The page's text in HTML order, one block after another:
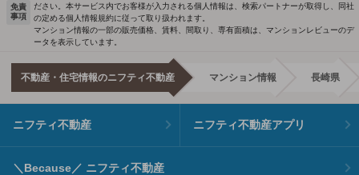
免責
事項
ださい。本サービス内でお客様が入力される個人情報は、検索パートナーが取得し、同社
の定める個人情報規約に従って取り扱われます。
マンション情報の一部の販売価格、賃料、間取り、専有面積は、マンションレビューのデ
ータを表示しています。
不動産・住宅情報のニフティ不動産 マンション情報 長崎県
ニフティ不動産 ニフティ不動産アプリ
＼Because／ ニフティ不動産